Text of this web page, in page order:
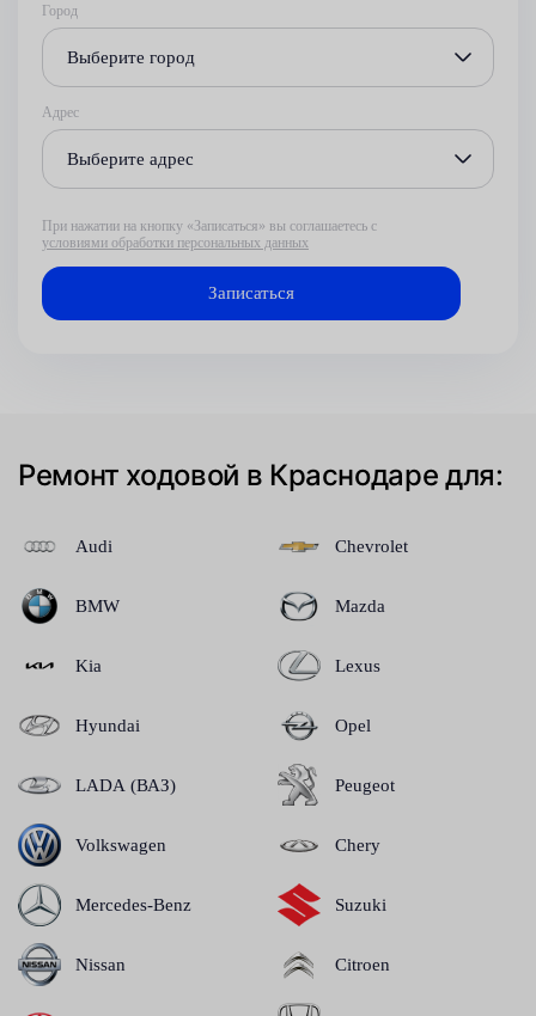
Город
Выберите город
Адрес
Выберите адрес
При нажатии на кнопку «Записаться» вы соглашаетесь с
условиями обработки персональных данных
Ремонт ходовой в Краснодаре для:
Audi
BMW
Kia
Hyundai
LADA (ВАЗ)
Volkswagen
Mercedes-Benz
Nissan
Chevrolet
Mazda
Lexus
Opel
Peugeot
Chery
Suzuki
Citroen